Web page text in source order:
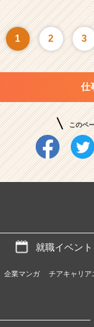
1 2 3
仕
このペ
就職イベン
企業マンガ チアキャリア